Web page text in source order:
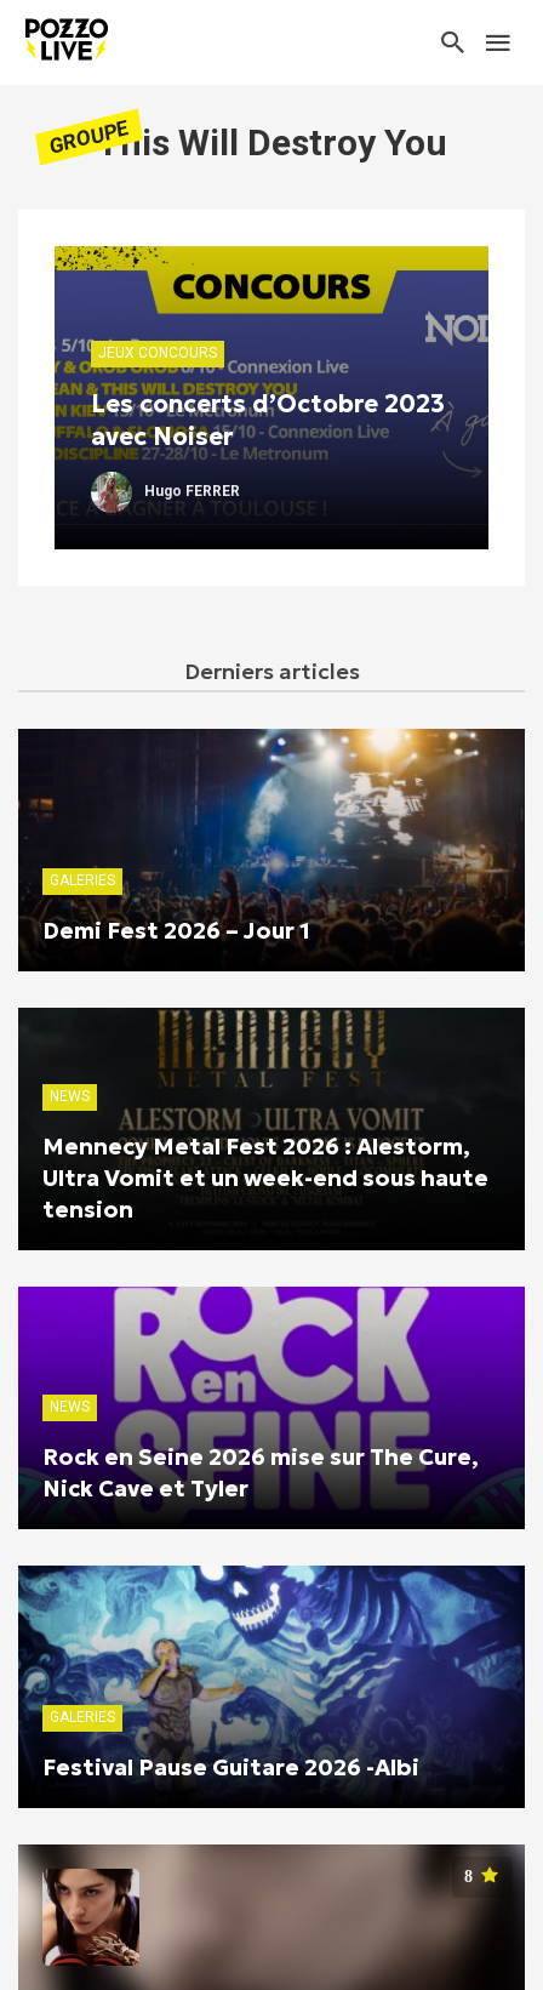
GROUPEThis Will Destroy You
JEUX CONCOURS
Les concerts d’Octobre 2023
avec Noiser
Hugo FERRER
Derniers articles
GALERIES
Demi Fest 2026 – Jour 1
NEWS
Mennecy Metal Fest 2026 : Alestorm,
Ultra Vomit et un week-end sous haute
tension
NEWS
Rock en Seine 2026 mise sur The Cure,
Nick Cave et Tyler
GALERIES
Festival Pause Guitare 2026 -Albi
8